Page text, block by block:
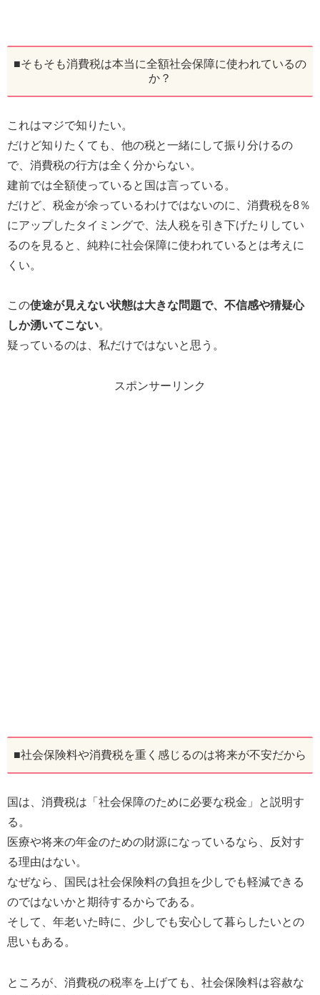
■そもそも消費税は本当に全額社会保障に使われているの
か？
これはマジで知りたい。
だけど知りたくても、他の税と一緒にして振り分けるの
で、消費税の行方は全く分からない。
建前では全額使っていると国は言っている。
だけど、税金が余っているわけではないのに、消費税を8％
にアップしたタイミングで、法人税を引き下げたりしてい
るのを見ると、純粋に社会保障に使われているとは考えに
くい。
この使途が見えない状態は大きな問題で、不信感や猜疑心
しか湧いてこない。
疑っているのは、私だけではないと思う。
スポンサーリンク
■社会保険料や消費税を重く感じるのは将来が不安だから
国は、消費税は「社会保障のために必要な税金」と説明す
る。
医療や将来の年金のための財源になっているなら、反対す
る理由はない。
なぜなら、国民は社会保険料の負担を少しでも軽減できる
のではないかと期待するからである。
そして、年老いた時に、少しでも安心して暮らしたいとの
思いもある。
ところが、消費税の税率を上げても、社会保険料は容赦な